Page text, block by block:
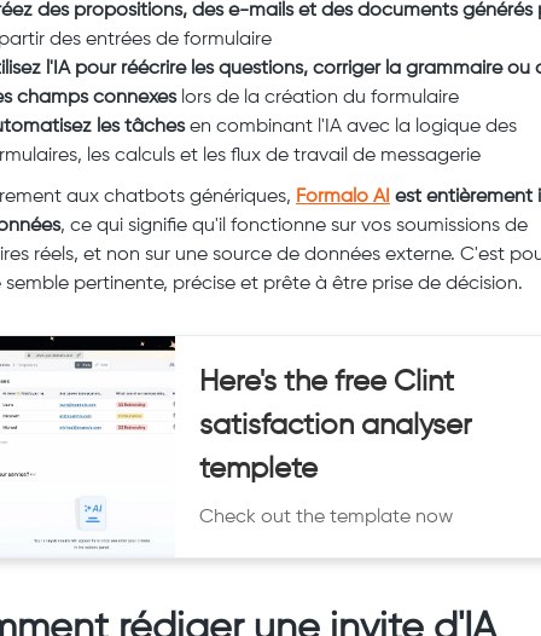
des propositions, des e-mails et des documents générés
des entrées de formulaire
l'IA pour réécrire les questions, corriger la grammaire ou
champs connexeslors de la création du formulaire
les tâchesen combinant l'IA avec la logique des
les calculs et les flux de travail de messagerie
aux chatbots génériques, Formalo AI est entièrement
, ce qui signifie qu'il fonctionne sur vos soumissions de
réels, et non sur une source de données externe. C'est
semble pertinente, précise et prête à être prise de décision.
Here's the free Clint
satisfaction analyser
templete
Check out the template now